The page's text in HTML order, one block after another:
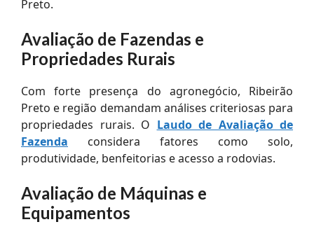
Preto.
Avaliação de Fazendas e
Propriedades Rurais
Com forte presença do agronegócio, Ribeirão
Preto e região demandam análises criteriosas para
propriedades rurais. O Laudo de Avaliação de
Fazenda considera fatores como solo,
produtividade, benfeitorias e acesso a rodovias.
Avaliação de Máquinas e
Equipamentos